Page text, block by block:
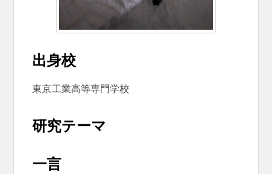
出身校
東京工業高等専門学校
研究テーマ
一言